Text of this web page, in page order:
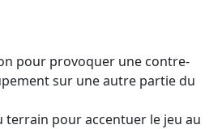
pour provoquer une contre-
sur une autre partie du
pour accentuer le jeu au